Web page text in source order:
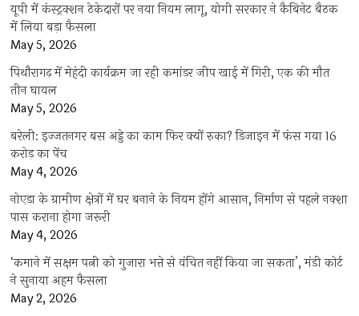
यूपी में कंस्ट्रक्शन ठेकेदारों पर नया नियम लागू, योगी सरकार ने कैबिनेट बैठक
में लिया बड़ा फैसला
May 5, 2026
पिथौरागढ़ में मेहंदी कार्यक्रम जा रही कमांडर जीप खाई में गिरी, एक की मौत
तीन घायल
May 5, 2026
बरेली: इज्जतनगर बस अड्डे का काम फिर क्यों रुका? डिजाइन में फंस गया 16
करोड़ का पेंच
May 4, 2026
नोएडा के ग्रामीण क्षेत्रों में घर बनाने के नियम होंगे आसान, निर्माण से पहले नक्शा
पास कराना होगा जरूरी
May 4, 2026
‘कमाने में सक्षम पत्नी को गुजारा भत्ते से वंचित नहीं किया जा सकता’, मंडी कोर्ट
ने सुनाया अहम फैसला
May 2, 2026